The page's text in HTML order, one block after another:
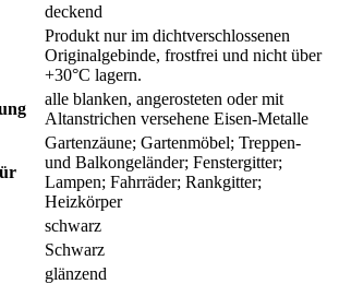
deckend
Produkt nur im dichtverschlossenen
Originalgebinde, frostfrei und nicht über
+30°C lagern.
alle blanken, angerosteten oder mit
Altanstrichen versehene Eisen-Metalle
Gartenzäune; Gartenmöbel; Treppen-
und Balkongeländer; Fenstergitter;
Lampen; Fahrräder; Rankgitter;
Heizkörper
schwarz
Schwarz
glänzend